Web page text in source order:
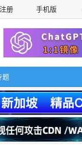
册 手机版
广告，理性选择
题
理性选择